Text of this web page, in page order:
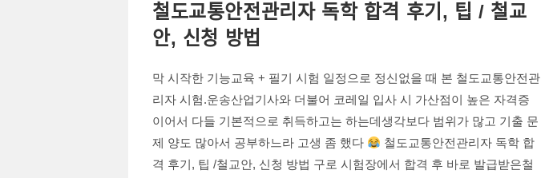
철도교통안전관리자 독학 합격 후기, 팁 / 철교
안, 신청 방법
막 시작한 기능교육 + 필기 시험 일정으로 정신없을 때 본 철도교통안전관
리자 시험.운송산업기사와 더불어 코레일 입사 시 가산점이 높은 자격증
이어서 다들 기본적으로 취득하고는 하는데생각보다 범위가 많고 기출 문
제 양도 많아서 공부하느라 고생 좀 했다
철도교통안전관리자 독학 합
격 후기, 팁 /철교안, 신청 방법 구로 시험장에서 합격 후 바로 발급받은철